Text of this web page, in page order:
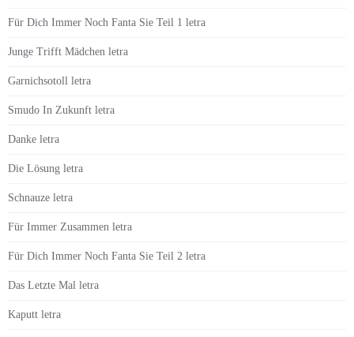
Für Dich Immer Noch Fanta Sie Teil 1 letra
Junge Trifft Mädchen letra
Garnichsotoll letra
Smudo In Zukunft letra
Danke letra
Die Lösung letra
Schnauze letra
Für Immer Zusammen letra
Für Dich Immer Noch Fanta Sie Teil 2 letra
Das Letzte Mal letra
Kaputt letra